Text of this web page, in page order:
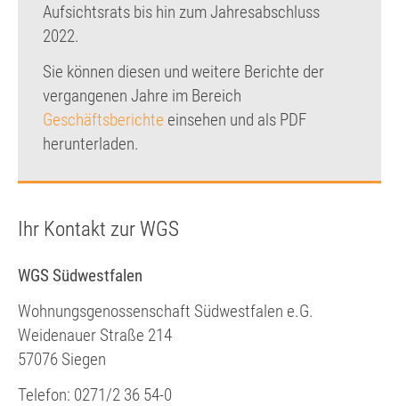
Aufsichtsrats bis hin zum Jahresabschluss
2022.
Sie können diesen und weitere Berichte der
vergangenen Jahre im Bereich
Geschäftsberichte einsehen und als PDF
herunterladen.
Ihr Kontakt zur WGS
WGS Südwestfalen
Wohnungsgenossenschaft Südwestfalen e.G.
Weidenauer Straße 214
57076 Siegen
Telefon: 0271/2 36 54-0